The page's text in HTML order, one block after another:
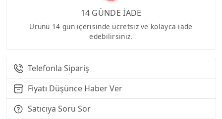
14 GÜNDE İADE
Ürünü 14 gün içerisinde ücretsiz ve kolayca iade
edebilirsiniz.
Telefonla Sipariş
Fiyatı Düşünce Haber Ver
Satıcıya Soru Sor